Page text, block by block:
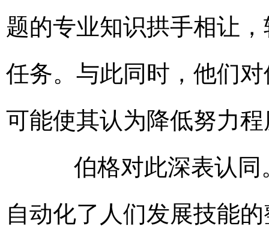
题的专业知识拱手相让
任务。与此同时，他们
可能使其认为降低努力
伯格对此深表认同
自动化了人们发展技能